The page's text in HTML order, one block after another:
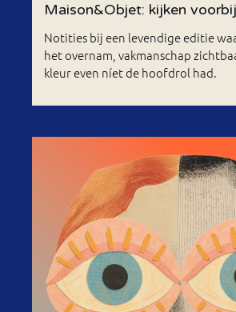
Maison&Objet: kijken
Notities bij een levendige editie
het overnam, vakmanschap
kleur even níet de hoofdrol had.